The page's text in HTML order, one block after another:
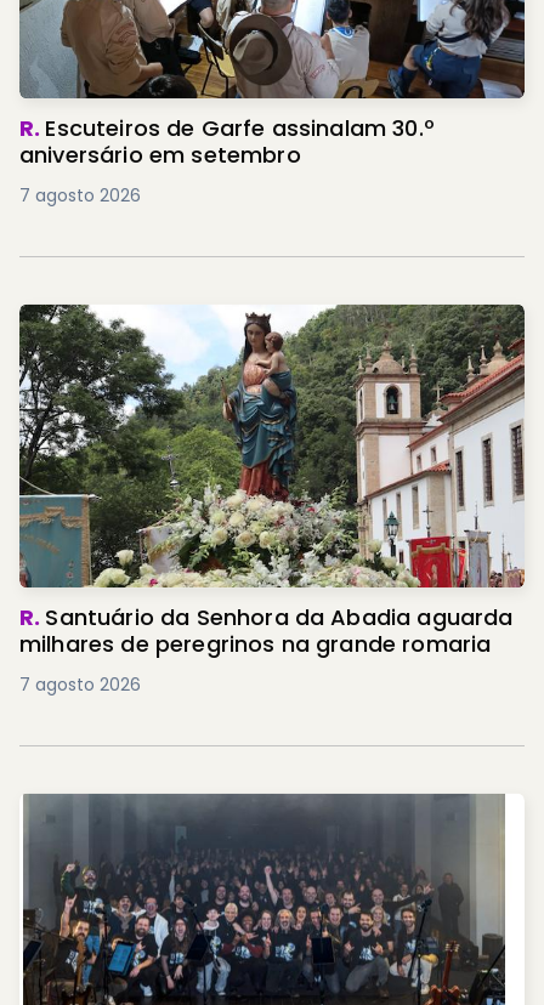
R. Escuteiros de Garfe assinalam 30.º
aniversário em setembro
7 agosto 2026
R. Santuário da Senhora da Abadia aguarda
milhares de peregrinos na grande romaria
7 agosto 2026